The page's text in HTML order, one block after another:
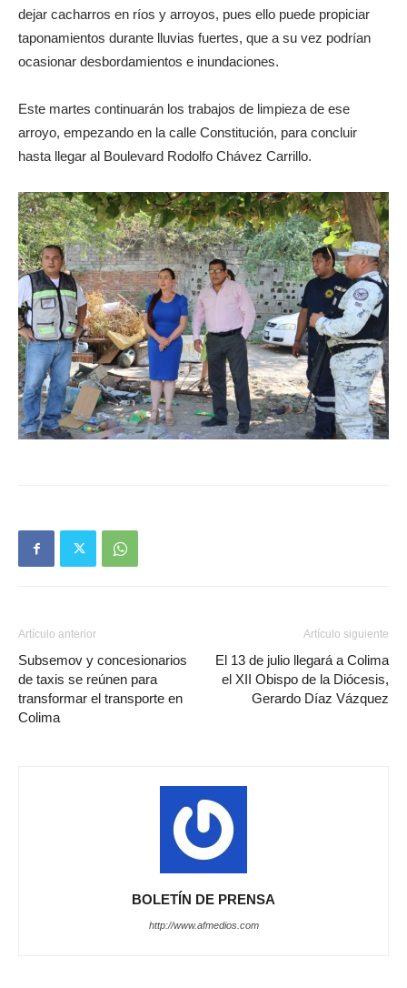
dejar cacharros en ríos y arroyos, pues ello puede propiciar
taponamientos durante lluvias fuertes, que a su vez podrían
ocasionar desbordamientos e inundaciones.
Este martes continuarán los trabajos de limpieza de ese
arroyo, empezando en la calle Constitución, para concluir
hasta llegar al Boulevard Rodolfo Chávez Carrillo.
Artículo anterior
Subsemov y concesionarios
de taxis se reúnen para
transformar el transporte en
Colima
Artículo siguiente
El 13 de julio llegará a Colima
el XII Obispo de la Diócesis,
Gerardo Díaz Vázquez
BOLETÍN DE PRENSA
http://www.afmedios.com